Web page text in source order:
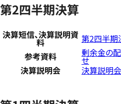
第2四半期決算
決算短信、決算説明資
料
第2四半期
参考資料
剰余金の配
せ
決算説明会
決算説明